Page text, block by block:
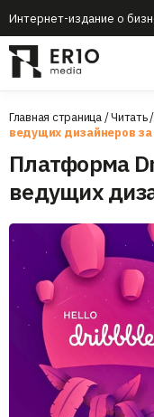
Интернет-издание о
Главная страница/Читать/
ведущих дизайнеров
Платформа
ведущих